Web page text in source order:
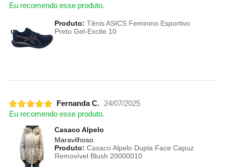
Eu recomendo esse produto.
Produto: Tênis ASICS Feminino Esportivo
Preto Gel-Excite 10
Fernanda C.
24/07/2025
Eu recomendo esse produto.
Casaco Alpelo
Maravilhoso.
Produto: Casaco Alpelo Dupla Face Capuz
Removível Blush 20000010